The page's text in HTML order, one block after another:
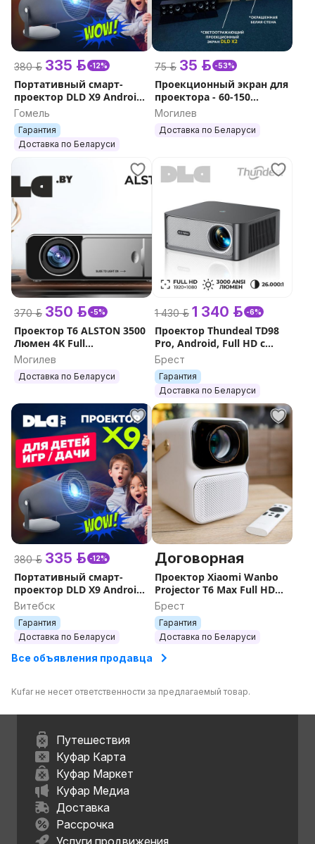
380 р. 335 р. -12%
Портативный смарт-
проектор DLD X9 Android
6000 лм. Xiaomi Wanbo
Гомель
Гарантия
Доставка по Беларуси
75 р. 35 р. -53%
Проекционный экран для
проектора - 60-150
дюймов 4K Full HD
Могилев
Доставка по Беларуси
370 р. 350 р. -5%
Проектор T6 ALSTON 3500
Люмен 4K Full
HD+подарок
Могилев
Доставка по Беларуси
1 430 р. 1 340 р. -6%
Проектор Thundeal TD98
Pro, Android, Full HD с
гарантией
Брест
Гарантия
Доставка по Беларуси
380 р. 335 р. -12%
Портативный смарт-
проектор DLD X9 Android
6K люмен
Витебск
Гарантия
Доставка по Беларуси
Договорная
Проектор Xiaomi Wanbo
Projector T6 Max Full HD
1920x1080
Брест
Гарантия
Доставка по Беларуси
Все объявления продавца
Kufar не несет ответственности за предлагаемый товар.
Путешествия
Куфар Карта
Куфар Маркет
Куфар Медиа
Доставка
Рассрочка
Услуги продвижения